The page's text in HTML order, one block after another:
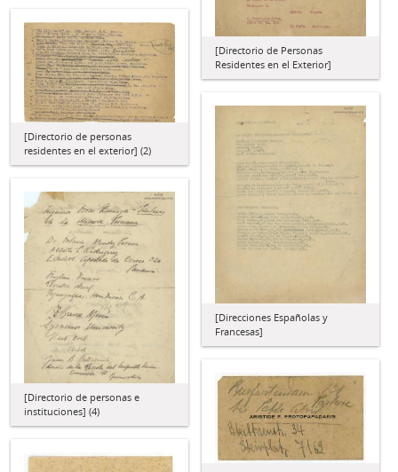
[Directorio de Personas
Residentes en el Exterior]
[Directorio de personas
residentes en el exterior] (2)
[Direcciones Españolas y
Francesas]
[Directorio de personas e
instituciones] (4)